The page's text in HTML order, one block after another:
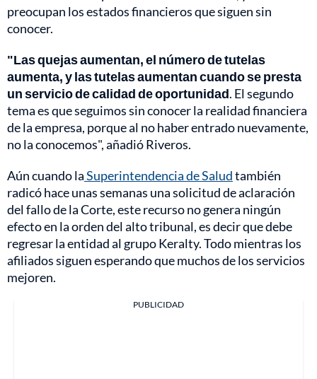
preocupan los estados financieros que siguen sin
conocer.
"Las quejas aumentan, el número de tutelas
aumenta, y las tutelas aumentan cuando se presta
un servicio de calidad de oportunidad. El segundo
tema es que seguimos sin conocer la realidad financiera
de la empresa, porque al no haber entrado nuevamente,
no la conocemos", añadió Riveros.
Aún cuando laSuperintendencia de Saludtambién
radicó hace unas semanas una solicitud de aclaración
del fallo de la Corte, este recurso no genera ningún
efecto en la orden del alto tribunal, es decir que debe
regresar la entidad al grupo Keralty. Todo mientras los
afiliados siguen esperando que muchos de los servicios
mejoren.
PUBLICIDAD